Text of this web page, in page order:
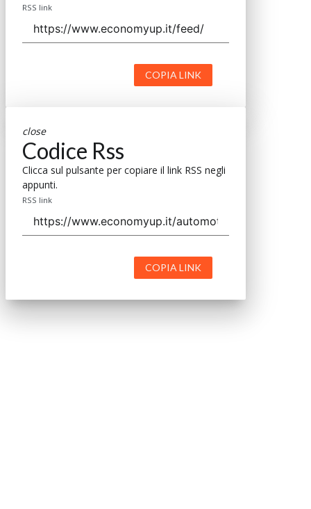
RSS link
COPIA LINK
close
Codice Rss
Clicca sul pulsante per copiare il link RSS negli
appunti.
RSS link
COPIA LINK